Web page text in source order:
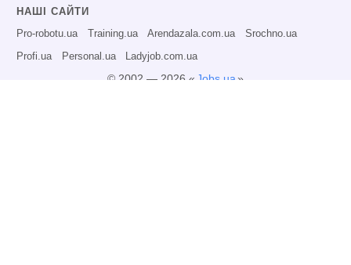
НАШІ САЙТИ
Pro-robotu.ua Training.ua Arendazala.com.ua Srochno.ua
Profi.ua Personal.ua Ladyjob.com.ua
© 2002 — 2026 « Jobs.ua»